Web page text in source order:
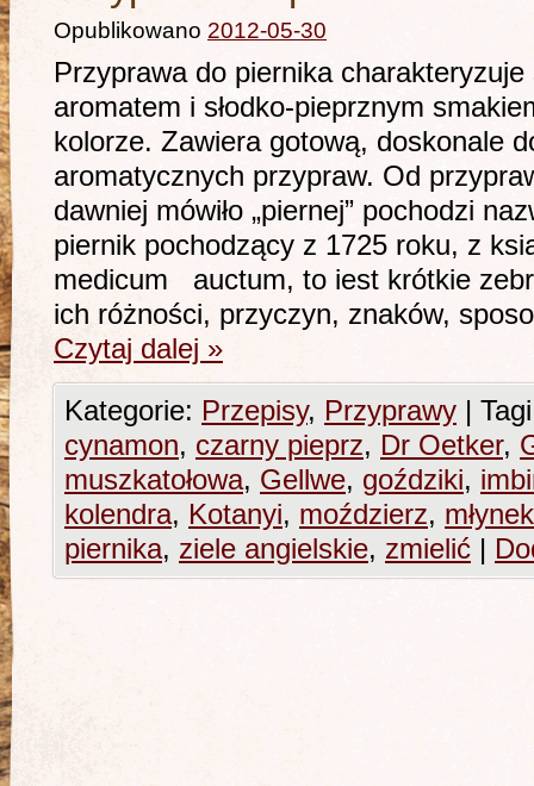
Opublikowano 2012-05-30
Przyprawa do piernika charakteryzuje
aromatem i słodko-pieprznym
kolorze. Zawiera gotową, doskonale
aromatycznych przypraw. Od
dawniej mówiło „piernej” pochodzi
piernik pochodzący z 1725 roku, z
medicum auctum, to iest krótkie
ich różności, przyczyn, znaków,
Czytaj dalej »
Kategorie: Przepisy, Przyprawy |
cynamon, czarny pieprz, Dr Oetker,
muszkatołowa, Gellwe, goździki,
kolendra, Kotanyi, moździerz, młynek
piernika, ziele angielskie, zmielić |